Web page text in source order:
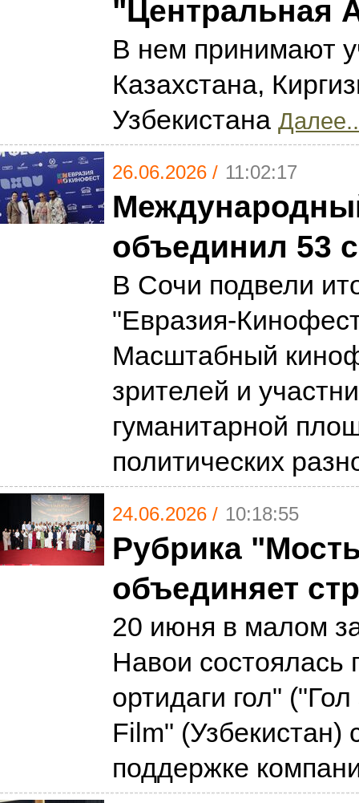
"Центральная
В нем принимают
Казахстана,
Узбекистана
26.06.2026 / 11:02:17
объединил 53
В Сочи подвели
"Евразия-
Масштабный
зрителей и
гуманитарной
политических
24.06.2026 / 10:18:55
Рубрика
объединяет
20 июня в малом
Навои
ортидаги гол"
Film"
поддержке